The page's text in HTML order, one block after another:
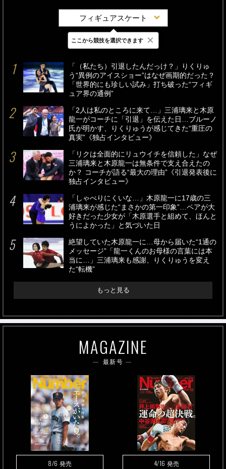
フィギュアスケート
最新 24時間 週間
「（私たち）引退したんだっけ？」りくりゅ
う“異例のアイスショー”はなぜ画期的だった？
「世界的にも珍しい試み」打ち破った“フィギ
ュア界の通例”
「2人は私のところに来て…」三浦璃来と木原
龍一がコーチに「引退」を伝えた日…ブルーノ
氏が明かす、りくりゅうが感じてきた“重圧の
真実”《独占インタビュー》
「リクは全面的にリュウイチを信頼した」なぜ
三浦璃来と木原龍一は無条件で支え合えたの
か？ コーチが語る“最大の理由”《引退発表後に
独占インタビュー》
「しゃべりにくいな…」木原龍一に17歳の三
浦璃来が感じた“まさかの第一印象”…ペアが大
好きだった少女が「木原選手と組めて、ほんと
うによかった」と気づいた日
絶望していた木原龍一に…母から届いた“1通の
メッセージ”「龍一くんのお母様の言葉には本
当に…」三浦璃来も感謝、りくりゅうを変え
た“転機”
もっと見る
MAGAZINE
最新号
8/6 発売 4/16 発売
ここから競技を選択できます ×